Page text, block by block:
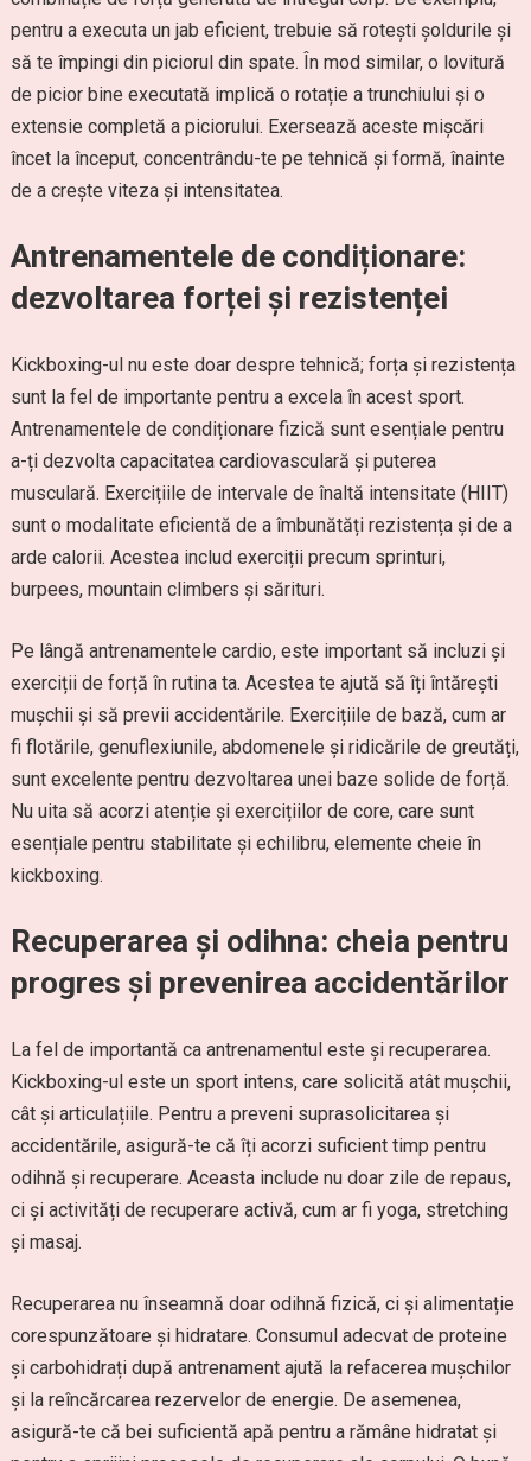
pentru a executa un jab eficient, trebuie să rotești șoldurile și
să te împingi din piciorul din spate. În mod similar, o lovitură
de picior bine executată implică o rotație a trunchiului și o
extensie completă a piciorului. Exersează aceste mișcări
încet la început, concentrându-te pe tehnică și formă, înainte
de a crește viteza și intensitatea.
Antrenamentele de condiționare:
dezvoltarea forței și rezistenței
Kickboxing-ul nu este doar despre tehnică; forța și rezistența
sunt la fel de importante pentru a excela în acest sport.
Antrenamentele de condiționare fizică sunt esențiale pentru
a-ți dezvolta capacitatea cardiovasculară și puterea
musculară. Exercițiile de intervale de înaltă intensitate (HIIT)
sunt o modalitate eficientă de a îmbunătăți rezistența și de a
arde calorii. Acestea includ exerciții precum sprinturi,
burpees, mountain climbers și sărituri.
Pe lângă antrenamentele cardio, este important să incluzi și
exerciții de forță în rutina ta. Acestea te ajută să îți întărești
mușchii și să previi accidentările. Exercițiile de bază, cum ar
fi flotările, genuflexiunile, abdomenele și ridicările de greutăți,
sunt excelente pentru dezvoltarea unei baze solide de forță.
Nu uita să acorzi atenție și exercițiilor de core, care sunt
esențiale pentru stabilitate și echilibru, elemente cheie în
kickboxing.
Recuperarea și odihna: cheia pentru
progres și prevenirea accidentărilor
La fel de importantă ca antrenamentul este și recuperarea.
Kickboxing-ul este un sport intens, care solicită atât mușchii,
cât și articulațiile. Pentru a preveni suprasolicitarea și
accidentările, asigură-te că îți acorzi suficient timp pentru
odihnă și recuperare. Aceasta include nu doar zile de repaus,
ci și activități de recuperare activă, cum ar fi yoga, stretching
și masaj.
Recuperarea nu înseamnă doar odihnă fizică, ci și alimentație
corespunzătoare și hidratare. Consumul adecvat de proteine
și carbohidrați după antrenament ajută la refacerea mușchilor
și la reîncărcarea rezervelor de energie. De asemenea,
asigură-te că bei suficientă apă pentru a rămâne hidratat și